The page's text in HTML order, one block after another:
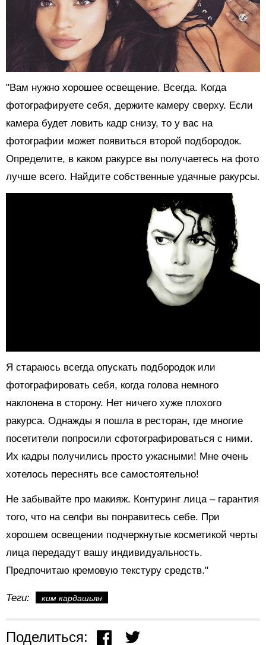
"Вам нужно хорошее освещение. Всегда. Когда
фотографируете себя, держите камеру сверху. Если
камера будет ловить кадр снизу, то у вас на
фотографии может появиться второй подбородок.
Определите, в каком ракурсе вы получаетесь на фото
лучше всего. Найдите собственные удачные ракурсы.
Я стараюсь всегда опускать подбородок или
фотографировать себя, когда голова немного
наклонена в сторону. Нет ничего хуже плохого
ракурса. Однажды я пошла в ресторан, где многие
посетители попросили сфотографироваться с ними.
Их кадры получились просто ужасными! Мне очень
хотелось переснять все самостоятельно!
Не забывайте про макияж. Контуринг лица – гарантия
того, что на селфи вы понравитесь себе. При
хорошем освещении подчеркнутые косметикой черты
лица передадут вашу индивидуальность.
Предпочитаю кремовую текстуру средств."
Теги: ким кардашьян
Поделиться: